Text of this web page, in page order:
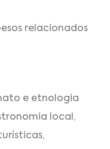
relacionados
e etnologia
local,